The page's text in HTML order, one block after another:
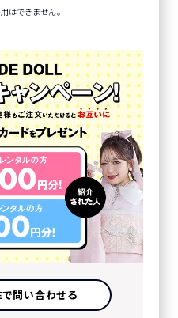
はできません。
問い合わせる